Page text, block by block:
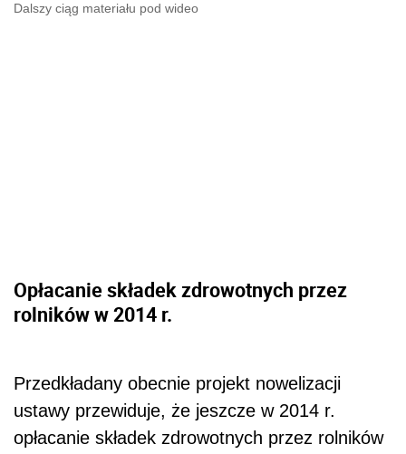
Dalszy ciąg materiału pod wideo
Opłacanie składek zdrowotnych przez
rolników w 2014 r.
Przedkładany obecnie projekt nowelizacji
ustawy przewiduje, że jeszcze w 2014 r.
opłacanie składek zdrowotnych przez rolników